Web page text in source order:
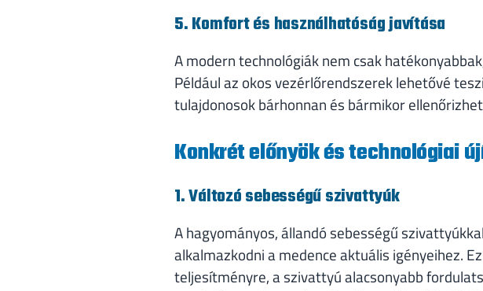
5. Komfort és használhatóság javítása
A modern technológiák nem csak
Például az okos vezérlőrendszerek lehetővé
tulajdonosok bárhonnan és bármikor
Konkrét előnyök és technológiai
1. Változó sebességű szivattyúk
A hagyományos, állandó sebességű
alkalmazkodni a medence aktuális igényeihez.
teljesítményre, a szivattyú alacsonyabb